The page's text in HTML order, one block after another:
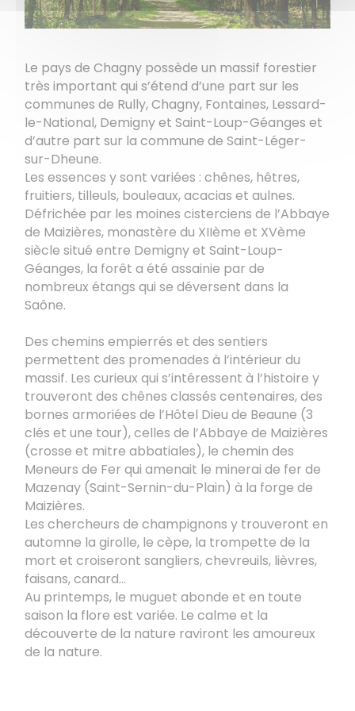
Le pays de Chagny possède un massif forestier
très important qui s’étend d’une part sur les
communes de Rully, Chagny, Fontaines, Lessard-
le-National, Demigny et Saint-Loup-Géanges et
d’autre part sur la commune de Saint-Léger-
sur-Dheune.
Les essences y sont variées : chênes, hêtres,
fruitiers, tilleuls, bouleaux, acacias et aulnes.
Défrichée par les moines cisterciens de l’Abbaye
de Maizières, monastère du XIIème et XVème
siècle situé entre Demigny et Saint-Loup-
Géanges, la forêt a été assainie par de
nombreux étangs qui se déversent dans la
Saône.
Des chemins empierrés et des sentiers
permettent des promenades à l’intérieur du
massif. Les curieux qui s’intéressent à l’histoire y
trouveront des chênes classés centenaires, des
bornes armoriées de l’Hôtel Dieu de Beaune (3
clés et une tour), celles de l’Abbaye de Maizières
(crosse et mitre abbatiales), le chemin des
Meneurs de Fer qui amenait le minerai de fer de
Mazenay (Saint-Sernin-du-Plain) à la forge de
Maizières.
Les chercheurs de champignons y trouveront en
automne la girolle, le cèpe, la trompette de la
mort et croiseront sangliers, chevreuils, lièvres,
faisans, canard…
Au printemps, le muguet abonde et en toute
saison la flore est variée. Le calme et la
découverte de la nature raviront les amoureux
de la nature.